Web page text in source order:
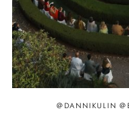
@DANNIKULIN